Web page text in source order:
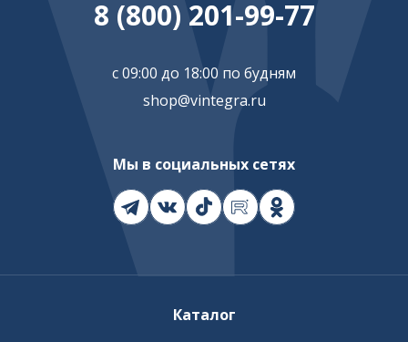
8 (800) 201-99-77
с 09:00 до 18:00 по будням
shop@vintegra.ru
Мы в социальных сетях
Каталог